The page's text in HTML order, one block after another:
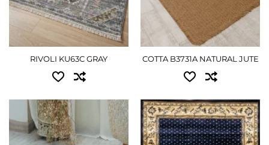
ПОДРОБНЕЕ
RIVOLI KU63C GRAY
1.60x2.30 - 5220 грн
2.00x2.90 - 8100 грн
ПОДРОБНЕЕ
COTTA B3731A NATURAL JUTE
Доступные размеры:
Доступные размеры:
0.60x1.10 - 675 грн